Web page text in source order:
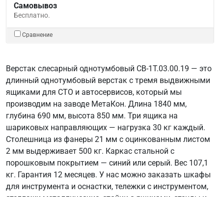
Самовывоз
Бесплатно.
Сравнение
Верстак слесарный однотумбовый СВ-1Т.03.00.19 — это
длинный однотумбовый верстак с тремя выдвижными
ящиками для СТО и автосервисов, который мы
производим на заводе МетаКон. Длина 1840 мм,
глубина 690 мм, высота 850 мм. Три ящика на
шариковых направляющих — нагрузка 30 кг каждый.
Столешница из фанеры 21 мм с оцинкованным листом
2 мм выдерживает 500 кг. Каркас стальной с
порошковым покрытием — синий или серый. Вес 107,1
кг. Гарантия 12 месяцев. У нас можно заказать шкафы
для инструмента и оснастки, тележки с инструментом,